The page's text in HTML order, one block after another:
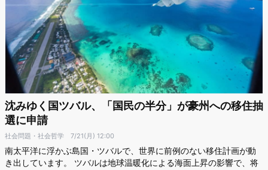
沈みゆく国ツバル、「国民の半分」が豪州への移住抽
選に申請
社会問題・社会哲学 7/21(月) 12:00
南太平洋に浮かぶ島国・ツバルで、世界に前例のない移住計画が動
き出しています。 ツバルは地球温暖化による海面上昇の影響で、将